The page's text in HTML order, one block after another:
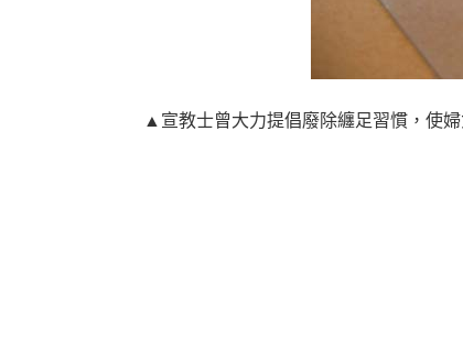
▲宣教士曾大力提倡廢除纏足習慣，使